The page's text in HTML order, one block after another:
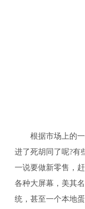
根据市场上的一
进了死胡同了呢?有
一说要做新零售，
各种大屏幕，美其
统，甚至一个本地